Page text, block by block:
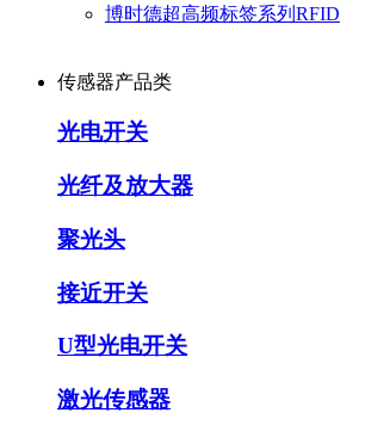
博时德超高频标签系列RFID
传感器产品类
光电开关
光纤及放大器
聚光头
接近开关
U型光电开关
激光传感器